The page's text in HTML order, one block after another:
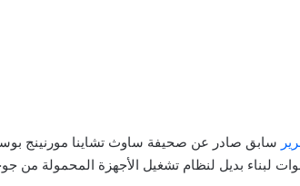
لبناء بديل لنظام تشغيل الأجهزة المحمولة من